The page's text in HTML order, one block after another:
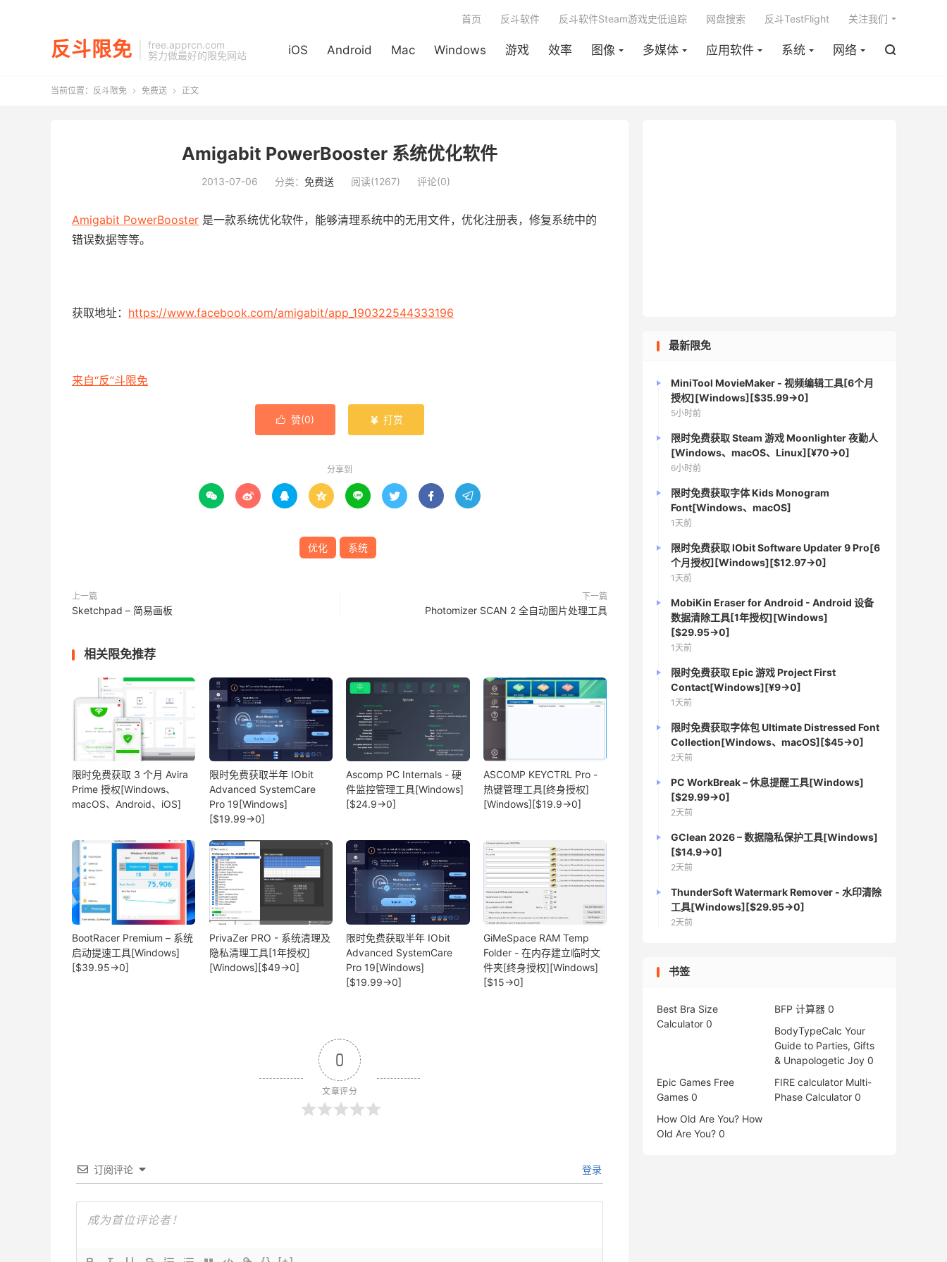
反斗限免
free.apprcn.com
努力做最好的限免网站
iOS Android Mac Windows 游戏 效率 图像 多媒体 应用软件 系统 网络 
首页 反斗软件 反斗软件Steam游戏史低追踪 网盘搜索 反斗TestFlight 关注我们
当前位置： 反斗限免  免费送  正文
Amigabit PowerBooster 系统优化软件
2013-07-06 分类： 免费送 阅读(1267) 评论(0)
Amigabit PowerBooster 是一款系统优化软件，能够清理系统中的无用文件，优化注册表，修复系统中的
错误数据等等。
获取地址： https://www.facebook.com/amigabit/app_190322544333196
来自“反”斗限免
 赞(0)  打赏
分享到
       
优化 系统
上一篇
Sketchpad – 简易画板
下一篇
Photomizer SCAN 2 全自动图片处理工具
相关限免推荐
限时免费获取 3 个月 Avira
Prime 授权[Windows、
macOS、Android、iOS]
限时免费获取半年 IObit
Advanced SystemCare
Pro 19[Windows]
[$19.99→0]
Ascomp PC Internals - 硬
件监控管理工具[Windows]
[$24.9→0]
ASCOMP KEYCTRL Pro -
热键管理工具[终身授权]
[Windows][$19.9→0]
BootRacer Premium – 系统
启动提速工具[Windows]
[$39.95→0]
PrivaZer PRO - 系统清理及
隐私清理工具[1年授权]
[Windows][$49→0]
限时免费获取半年 IObit
Advanced SystemCare
Pro 19[Windows]
[$19.99→0]
GiMeSpace RAM Temp
Folder - 在内存建立临时文
件夹[终身授权][Windows]
[$15→0]
0
文章评分
订阅评论 登录
最新限免
MiniTool MovieMaker - 视频编辑工具[6个月
授权][Windows][$35.99→0]
5小时前
限时免费获取 Steam 游戏 Moonlighter 夜勤人
[Windows、macOS、Linux][¥70→0]
6小时前
限时免费获取字体 Kids Monogram
Font[Windows、macOS]
1天前
限时免费获取 IObit Software Updater 9 Pro[6
个月授权][Windows][$12.97→0]
1天前
MobiKin Eraser for Android - Android 设备
数据清除工具[1年授权][Windows]
[$29.95→0]
1天前
限时免费获取 Epic 游戏 Project First
Contact[Windows][¥9→0]
1天前
限时免费获取字体包 Ultimate Distressed Font
Collection[Windows、macOS][$45→0]
2天前
PC WorkBreak – 休息提醒工具[Windows]
[$29.99→0]
2天前
GClean 2026 – 数据隐私保护工具[Windows]
[$14.9→0]
2天前
ThunderSoft Watermark Remover - 水印清除
工具[Windows][$29.95→0]
2天前
书签
Best Bra Size
Calculator 0
BFP 计算器 0
BodyTypeCalc Your
Guide to Parties, Gifts
& Unapologetic Joy 0
Epic Games Free
Games 0
FIRE calculator Multi-
Phase Calculator 0
How Old Are You? How
Old Are You? 0